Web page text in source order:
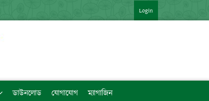
SHORTURL.AT/ZTVZQ (বিষয়ভিত্তিক মেধাক্রম সহ)   [LINK কপি
Login
ডাউনলোড যোগাযোগ ম্যাগাজিন